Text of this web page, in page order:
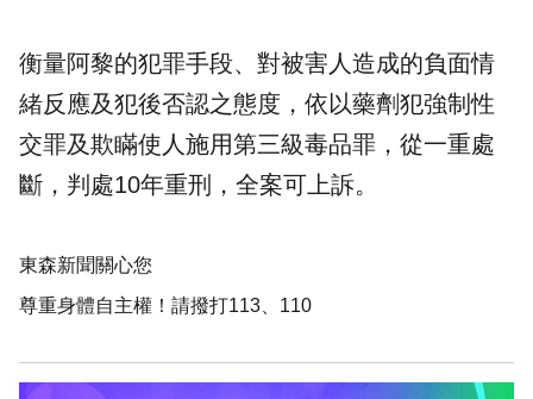
衡量阿黎的犯罪手段、對被害人造成的負面情
緒反應及犯後否認之態度，依以藥劑犯強制性
交罪及欺瞞使人施用第三級毒品罪，從一重處
斷，判處10年重刑，全案可上訴。
東森新聞關心您
尊重身體自主權！請撥打113、110